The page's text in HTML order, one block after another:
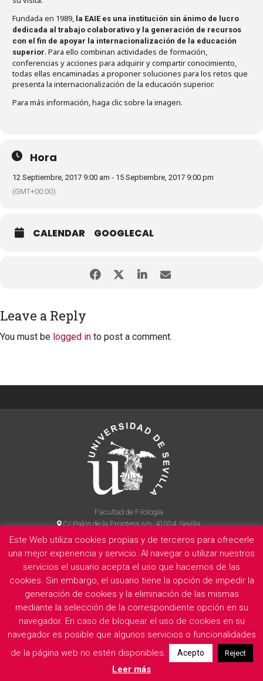
Fundada en 1989, la EAIE es una institución sin ánimo de lucro
dedicada al trabajo colaborativo y la generación de recursos
con el fin de apoyar la internacionalización de la educación
superior. Para ello combinan actividades de formación,
conferencias y acciones para adquirir y compartir conocimiento,
todas ellas encaminadas a proponer soluciones para los retos que
presenta la internacionalización de la educación superior.
Para más información, haga clic sobre la imagen.
Hora
12 Septiembre, 2017 9:00 am - 15 Septiembre, 2017 9:00 pm
(GMT+00:00)
CALENDAR GOOGLECAL
Leave a Reply
You must be logged in to post a comment.
Facultad de Filología
C/ Palos de la Frontera s/n, 41004, Sevilla
954 55 14 90
La Facultad Información legal Politica de privacidad Cookies
E
Este Web utiliza cookies propias y de terceros para ofrecerle
una mejor experiencia y servicio. Al navegar o utilizar nuestros
servicios el usuario acepta el uso que hacemos de las
cookies. Sin embargo, el usuario tiene la opción de impedir la
generación de cookies y la eliminación de las mismas
mediante la selección de la correspondiente opción en su
navegador. En caso de bloquear el uso de cookies en su
navegador es posible que algunos servicios o funcionalidades
de la página web no estén disponibles.
Acepto Reject
Leer más